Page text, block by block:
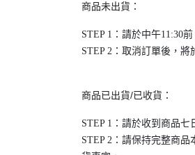
商品未出貨：
STEP 1：請於中午11:30
STEP 2：取消訂單後，
商品已出貨/已收貨：
STEP 1：請於收到商品七
STEP 2：請保持完整商